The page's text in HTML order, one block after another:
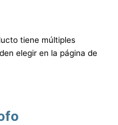
tiene múltiples
elegir en la página de